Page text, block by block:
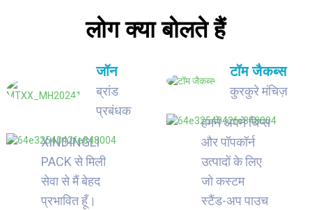
लोग क्या बोलते हैं
जॉन
ब्रांड
प्रबंधक
XINDINGLI
PACK से मिली
सेवा से मैं बेहद
प्रभावित हूँ।
टॉम जैकब्स
कुरकुरे मंचिज़
हमने अपने चिप्स
और पॉपकॉर्न
उत्पादों के लिए
जो कस्टम
स्टैंड-अप पाउच